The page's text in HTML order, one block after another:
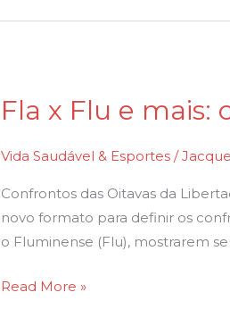
Fla x Flu e mais:
Vida Saudável & Esportes /
Confrontos das Oitavas da
novo formato para definir os
o Fluminense (Flu), mostrarem
Fla
Flu
mais:
como
ficariam
oitavas
Read More »